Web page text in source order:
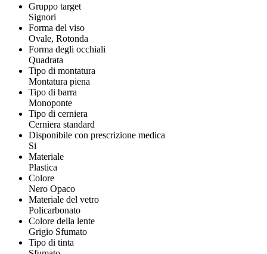
Gruppo target
Signori
Forma del viso
Ovale, Rotonda
Forma degli occhiali
Quadrata
Tipo di montatura
Montatura piena
Tipo di barra
Monoponte
Tipo di cerniera
Cerniera standard
Disponibile con prescrizione medica
Si
Materiale
Plastica
Colore
Nero Opaco
Materiale del vetro
Policarbonato
Colore della lente
Grigio Sfumato
Tipo di tinta